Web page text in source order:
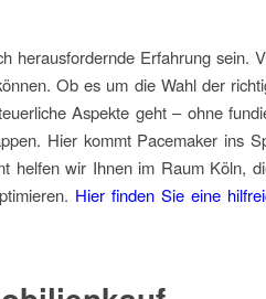
herausfordernde Erfahrung sein.
Ob es um die Wahl der
Aspekte geht – ohne
Hier kommt Pacemaker ins
helfen wir Ihnen im Raum Köln,
Hier finden Sie eine